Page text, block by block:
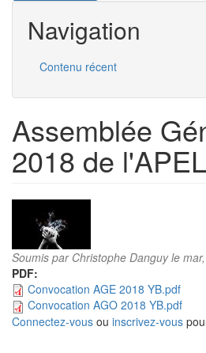
Navigation
Contenu récent
Assemblée
2018 de
Soumis par Christophe Danguyle
PDF:
Convocation AGE 2018 YB.pdf
Convocation AGO 2018 YB.pdf
Connectez-vous ou inscrivez-vous